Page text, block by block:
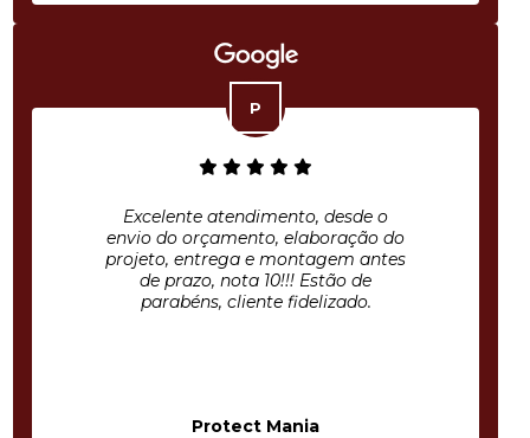
Excelente atendimento, desde o
envio do orçamento, elaboração do
projeto, entrega e montagem antes
de prazo, nota 10!!! Estão de
parabéns, cliente fidelizado.
Protect Mania